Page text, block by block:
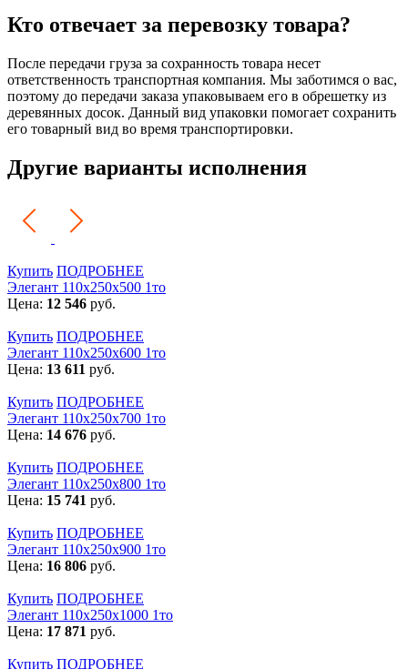
Кто отвечает за перевозку товара?
После передачи груза за сохранность товара несет
ответственность транспортная компания. Мы заботимся о вас,
поэтому до передачи заказа упаковываем его в обрешетку из
деревянных досок. Данный вид упаковки помогает сохранить
его товарный вид во время транспортировки.
Другие варианты исполнения
Купить ПОДРОБНЕЕ
Элегант 110x250x500 1то
Цена: 12 546 руб.
Купить ПОДРОБНЕЕ
Элегант 110x250x600 1то
Цена: 13 611 руб.
Купить ПОДРОБНЕЕ
Элегант 110x250x700 1то
Цена: 14 676 руб.
Купить ПОДРОБНЕЕ
Элегант 110x250x800 1то
Цена: 15 741 руб.
Купить ПОДРОБНЕЕ
Элегант 110x250x900 1то
Цена: 16 806 руб.
Купить ПОДРОБНЕЕ
Элегант 110x250x1000 1то
Цена: 17 871 руб.
Купить ПОДРОБНЕЕ